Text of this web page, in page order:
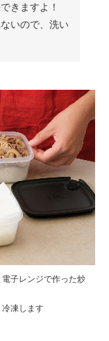
きますよ！
いので、洗い
子レンジで作った炒
凍します